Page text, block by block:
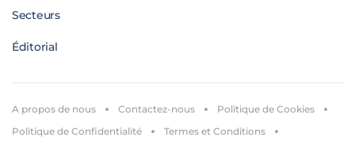
Secteurs
Éditorial
A propos de nous Contactez-nous
Politique de Cookies
Politique de Confidentialité
Termes et Conditions